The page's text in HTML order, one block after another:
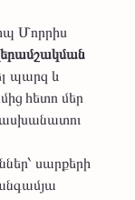
Մորրիս
պարզ և
հետո մեր
սարքերի